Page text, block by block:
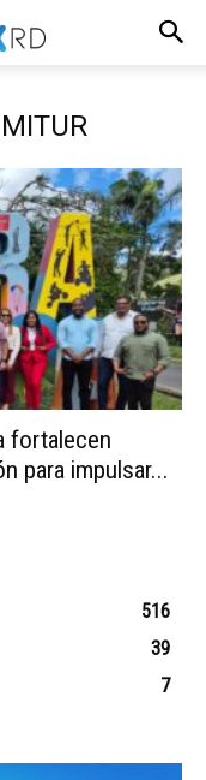
fortalecen
para impulsar...
516
39
7